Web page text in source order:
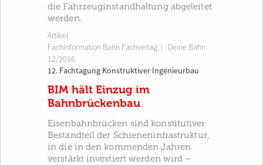
die Fahrzeuginstandhaltung abgeleitet
werden.
Artikel
Fachinformation Bahn Fachverlag
Deine Bahn
12/2016
12. Fachtagung Konstruktiver Ingenieurbau
BIM hält Einzug im
Bahnbrückenbau
Eisenbahnbrücken sind konstitutiver
Bestandteil der Schieneninfrastruktur,
in die in den kommenden Jahren
verstärkt investiert werden wird –